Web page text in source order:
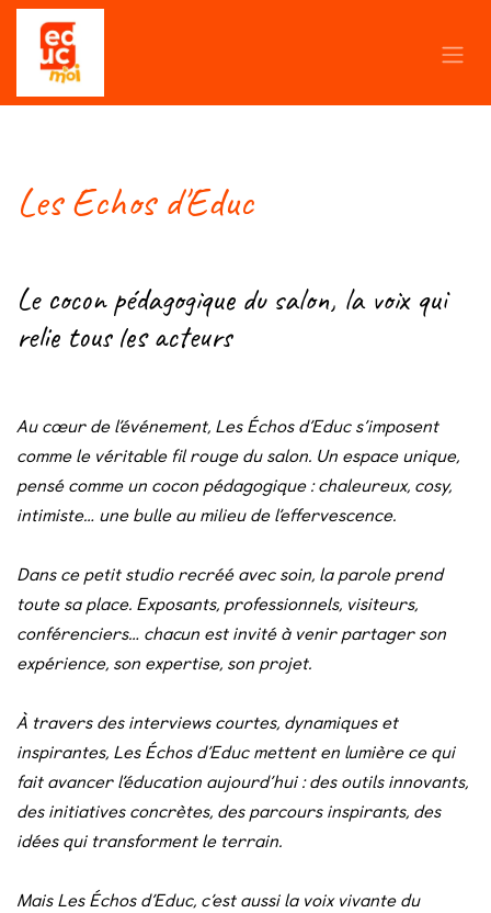
Se rendre au contenu
Les Echos d'Educ
Le cocon pédagogique du salon, la voix qui
relie tous les acteurs
Au cœur de l’événement, Les Échos d’Educ s’imposent
comme le véritable fil rouge du salon. Un espace unique,
pensé comme un cocon pédagogique : chaleureux, cosy,
intimiste… une bulle au milieu de l’effervescence.
Dans ce petit studio recréé avec soin, la parole prend
toute sa place. Exposants, professionnels, visiteurs,
conférenciers… chacun est invité à venir partager son
expérience, son expertise, son projet.
À travers des interviews courtes, dynamiques et
inspirantes, Les Échos d’Educ mettent en lumière ce qui
fait avancer l’éducation aujourd’hui :des outils innovants,
des initiatives concrètes, des parcours inspirants, des
idées qui transforment le terrain.
Mais Les Échos d’Educ, c’est aussi la voix vivante du